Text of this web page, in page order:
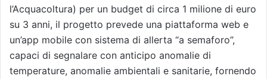
l’Acquacoltura) per un budget di circa 1 milione di euro
su 3 anni, il progetto prevede una piattaforma web e
un’app mobile con sistema di allerta “a semaforo”,
capaci di segnalare con anticipo anomalie di
temperature, anomalie ambientali e sanitarie, fornendo